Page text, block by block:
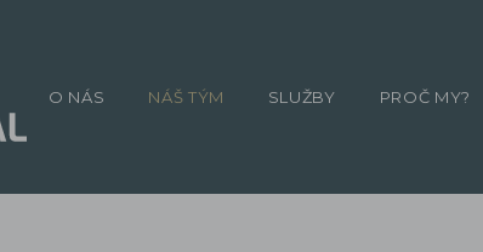
O NÁS NÁŠ TÝM SLUŽBY PROČ MY?